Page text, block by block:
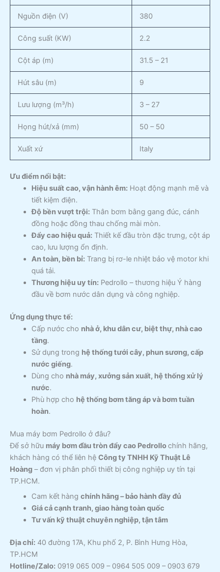
Nguồn điện (V) 380
Công suất (KW) 2.2
Cột áp (m) 31.5 – 21
Hút sâu (m) 9
Lưu lượng (m³/h) 3 – 27
Họng hút/xả (mm) 50 – 50
Xuất xứ Italy
Ưu điểm nổi bật:
Hiệu suất cao, vận hành êm:Hoạt động mạnh mẽ và
tiết kiệm điện.
Độ bền vượt trội:Thân bơm bằng gang đúc, cánh
đồng hoặc đồng thau chống mài mòn.
Đẩy cao hiệu quả:Thiết kế đầu tròn đặc trưng, cột áp
cao, lưu lượng ổn định.
An toàn, bền bỉ:Trang bị rơ-le nhiệt bảo vệ motor khi
quá tải.
Thương hiệu uy tín:Pedrollo – thương hiệu Ý hàng
đầu về bơm nước dân dụng và công nghiệp.
Ứng dụng thực tế:
Cấp nước cho nhà ở, khu dân cư, biệt thự, nhà cao
tầng.
Sử dụng trong hệ thống tưới cây, phun sương, cấp
nước giếng.
Dùng cho nhà máy, xưởng sản xuất, hệ thống xử lý
nước.
Phù hợp cho hệ thống bơm tăng áp và bơm tuần
hoàn.
Mua máy bơm Pedrollo ở đâu?
Để sở hữu máy bơm đầu tròn đẩy cao Pedrollochính hãng,
khách hàng có thể liên hệ Công ty TNHH Kỹ Thuật Lê
Hoàng – đơn vị phân phối thiết bị công nghiệp uy tín tại
TP.HCM.
Cam kết hàng chính hãng – bảo hành đầy đủ
Giá cả cạnh tranh, giao hàng toàn quốc
Tư vấn kỹ thuật chuyên nghiệp, tận tâm
Địa chỉ: 40 đường 17A, Khu phố 2, P. Bình Hưng Hòa,
TP.HCM
Hotline/Zalo: 0919 065 009 – 0964 505 009 – 0903 679